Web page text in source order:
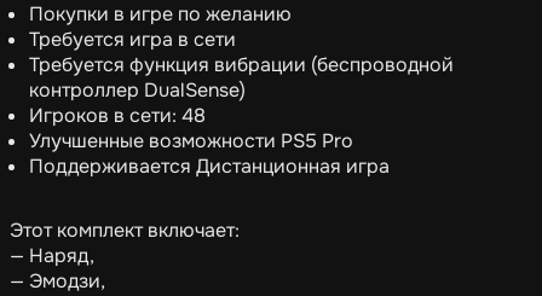
Покупки в игре по желанию
Требуется игра в сети
Требуется функция вибрации (беспроводной
контроллер DualSense)
Игроков в сети: 48
Улучшенные возможности PS5 Pro
Поддерживается Дистанционная игра
Этот комплект включает:
— Наряд,
— Эмодзи,